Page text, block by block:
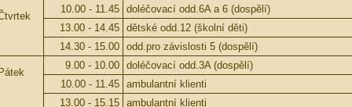
10.00 - 11.45
doléčovací odd.6A a 6 (dospělí)
13.00 - 14.45
dětské odd.12 (školní děti)
14.30 - 15.00
odd.pro závislosti 5 (dospělí)
9.00 - 10.00
doléčovací odd.3A (dospělí)
10.00 - 11.45
ambulantní klienti
13.00 - 15.15
ambulantní klienti